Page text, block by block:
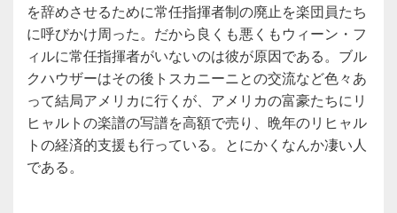
を辞めさせるために常任指揮者制の廃止を楽団員たち
に呼びかけ周った。だから良くも悪くもウィーン・フ
ィルに常任指揮者がいないのは彼が原因である。ブル
クハウザーはその後トスカニーニとの交流など色々あ
って結局アメリカに行くが、アメリカの富豪たちにリ
ヒャルトの楽譜の写譜を高額で売り、晩年のリヒャル
トの経済的支援も行っている。とにかくなんか凄い人
である。